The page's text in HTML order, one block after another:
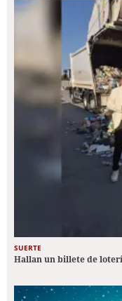
SUERTE
Hallan un billete de